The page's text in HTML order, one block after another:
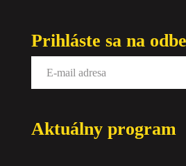
Prihláste sa na
Aktuálny program